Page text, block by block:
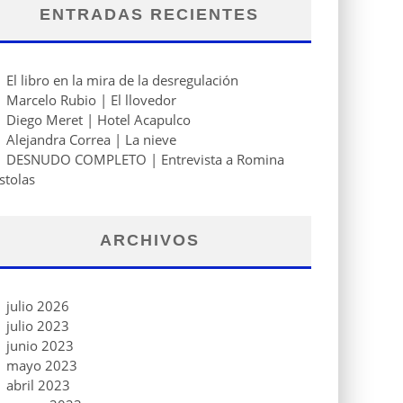
ENTRADAS RECIENTES
El libro en la mira de la desregulación
Marcelo Rubio | El llovedor
Diego Meret | Hotel Acapulco
Alejandra Correa | La nieve
DESNUDO COMPLETO | Entrevista a Romina
ARCHIVOS
julio 2026
julio 2023
junio 2023
mayo 2023
abril 2023